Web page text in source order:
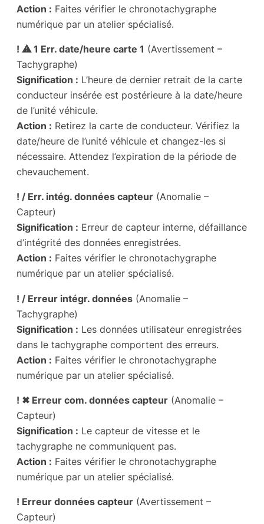
Action : Faites vérifier le chronotachygraphe
numérique par un atelier spécialisé.
! ⚠ 1 Err. date/heure carte 1 (Avertissement –
Tachygraphe)
Signification : L’heure de dernier retrait de la carte
conducteur insérée est postérieure à la date/heure
de l’unité véhicule.
Action : Retirez la carte de conducteur. Vérifiez la
date/heure de l’unité véhicule et changez-les si
nécessaire. Attendez l’expiration de la période de
chevauchement.
! / Err. intég. données capteur (Anomalie –
Capteur)
Signification : Erreur de capteur interne, défaillance
d’intégrité des données enregistrées.
Action : Faites vérifier le chronotachygraphe
numérique par un atelier spécialisé.
! / Erreur intégr. données (Anomalie –
Tachygraphe)
Signification : Les données utilisateur enregistrées
dans le tachygraphe comportent des erreurs.
Action : Faites vérifier le chronotachygraphe
numérique par un atelier spécialisé.
! ✖ Erreur com. données capteur (Anomalie –
Capteur)
Signification : Le capteur de vitesse et le
tachygraphe ne communiquent pas.
Action : Faites vérifier le chronotachygraphe
numérique par un atelier spécialisé.
! Erreur données capteur (Avertissement –
Capteur)